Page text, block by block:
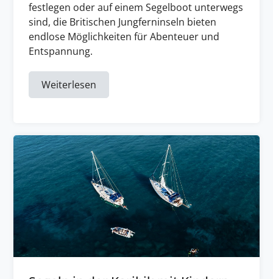
festlegen oder auf einem Segelboot unterwegs
sind, die Britischen Jungferninseln bieten
endlose Möglichkeiten für Abenteuer und
Entspannung.
Weiterlesen